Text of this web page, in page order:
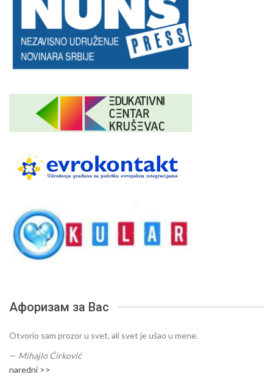
Афоризам за Вас
Otvorio sam prozor u svet, ali svet je ušao u mene.
— Mihajlo Ćirković
naredni >>